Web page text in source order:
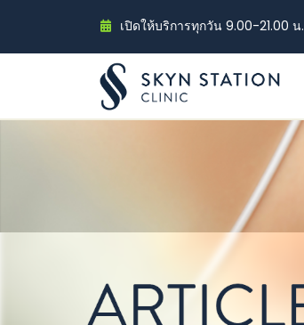
เปิดให้บริการทุกวัน 9.00-21.00 น.